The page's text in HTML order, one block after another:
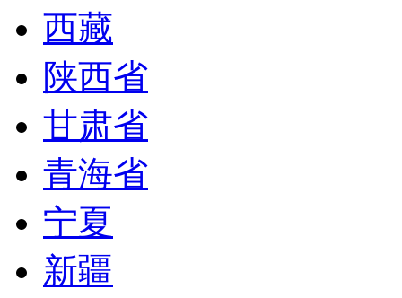
西藏
陕西省
甘肃省
青海省
宁夏
新疆